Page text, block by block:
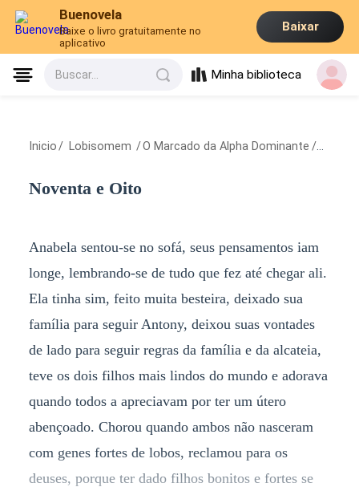
Buenovela
Baixe o livro gratuitamente no
aplicativo
Baixar
Buscar... Minha biblioteca
Inicio / Lobisomem /O Marcado da Alpha Dominante /
Noventa e Oito
Anabela sentou-se no sofá, seus pensamentos iam
longe, lembrando-se de tudo que fez até chegar ali.
Ela tinha sim, feito muita besteira, deixado sua
família para seguir Antony, deixou suas vontades
de lado para seguir regras da família e da alcateia,
teve os dois filhos mais lindos do mundo e adorava
quando todos a apreciavam por ter um útero
abençoado. Chorou quando ambos não nasceram
com genes fortes de lobos, reclamou para os
deuses, porque ter dado filhos bonitos e fortes se